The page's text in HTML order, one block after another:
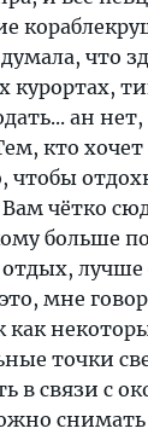
что
ан
кто
чтобы
Вам чётко
больше
лучше
мне
как
точки
в связи с
снимать